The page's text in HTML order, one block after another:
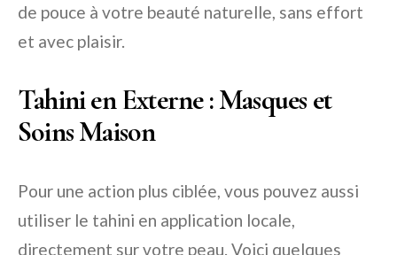
de pouce à votre beauté naturelle, sans effort
et avec plaisir.
Tahini en Externe : Masques et
Soins Maison
Pour une action plus ciblée, vous pouvez aussi
utiliser le tahini en application locale,
directement sur votre peau. Voici quelques